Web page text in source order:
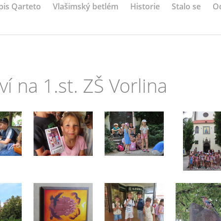
Qarteto Vlašimský betlém Historie Stalo se
na 1.st. ZŠ Vorlina